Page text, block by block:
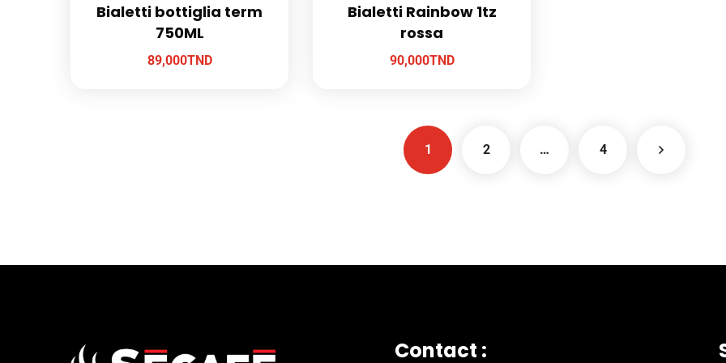
Bialetti bottiglia term
750ML
89,000TND
Bialetti Rainbow 1tz
rossa
90,000TND
1 2 … 4
Contact :